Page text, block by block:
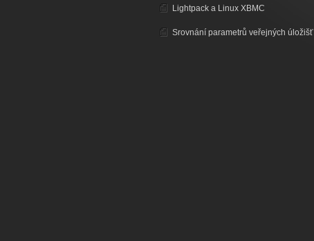
Lightpack a Linux XBMC
Srovnání parametrů veřejných úložišť